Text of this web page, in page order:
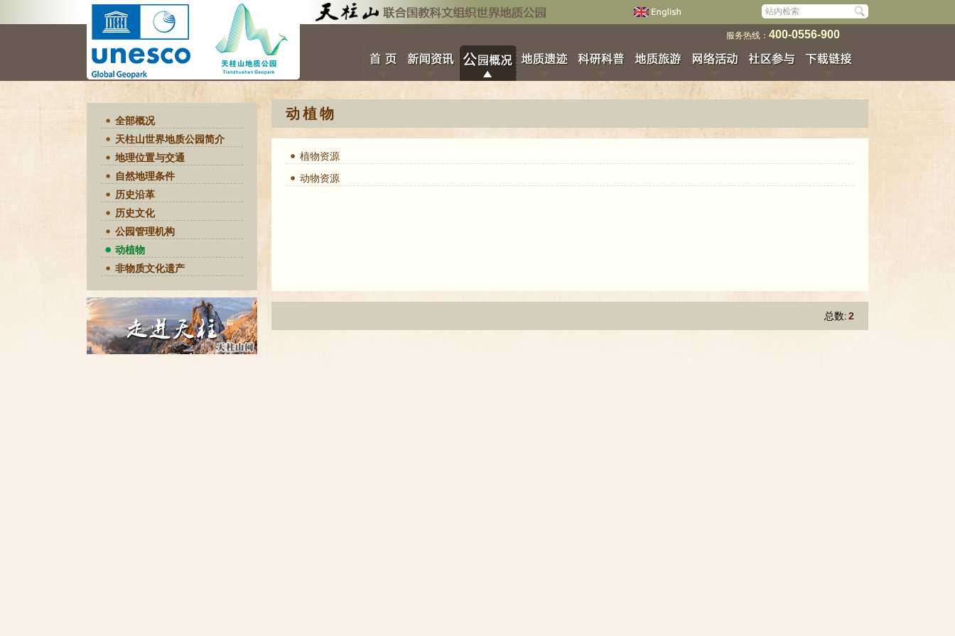
全部概况
天柱山世界地质公园简介
地理位置与交通
自然地理条件
历史沿革
历史文化
公园管理机构
动植物
非物质文化遗产
动植物
植物资源
动物资源
总数:2
服务热线： 400-0556-900